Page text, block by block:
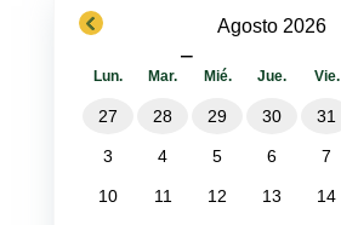
previous Agosto 2026
−
Lun. Mar. Mié. Jue. Vie.
27 28 29 30 31
3 4 5 6 7
10 11 12 13 14